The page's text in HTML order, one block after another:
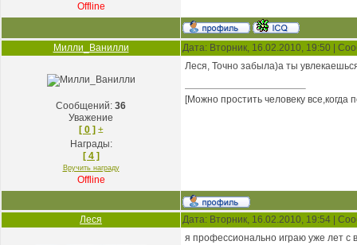
Offline
Милли_Ванилли Дата: Вторник, 16.02.2010, 19:50 |
Сообщений: 36
Уважение
[ 0 ] ±
Награды:
[ 4 ]
Вручить награду
Offline
Леся, Точно забыла)а ты
[Можно простить человеку все,когда
Леся Дата: Вторник, 16.02.2010, 19:54 |
я профессионально играю уже лет с